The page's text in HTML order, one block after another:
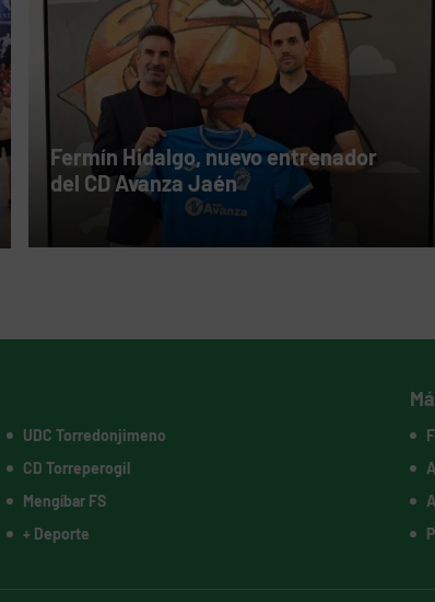
Fermín Hidalgo, nuevo entrenador
del CD Avanza Jaén
UDC Torredonjimeno
CD Torreperogil
Mengíbar FS
+ Deporte